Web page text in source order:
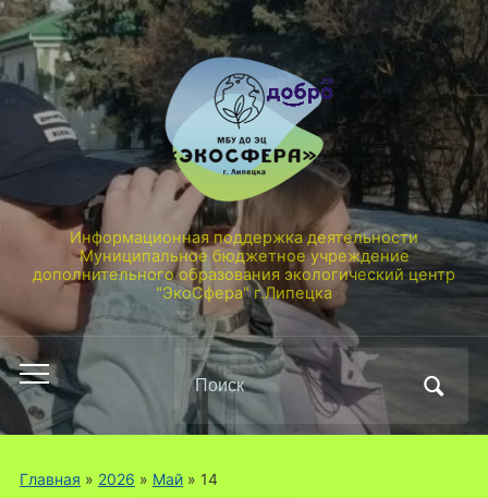
Информационная поддержка деятельности
Муниципальное бюджетное учреждение
дополнительного образования экологический центр
"ЭкоСфера" г.Липецка
Переключить
мобильное
меню
Поиск
по:
Главная » 2026 » Май» 14